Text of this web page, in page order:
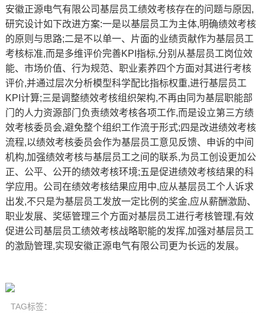
安徽正源电气有限公司基层员工绩效考核存在的问题与原因,
研究设计如下改进方案:一是以基层员工为主体,明确绩效考核
的原则与思路;二是不以单一、片面的业绩贡献作为基层员工
考核标准,而是多维评价完善KPI指标,分别从基层员工岗位效
能、市场价值、行为规范、职业素养四个方面对其进行考核
评价,并通过层次分析模型科学配比指标权重,进行基层员工
KPI计算;三是调整绩效考核组织架构,不再由同为基层职能部
门的人力资源部门负责绩效考核各项工作,而是设立第三方绩
效考核委员会,避免整个组织工作流于形式;四是改进绩效考核
流程,以绩效考核委员会作为基层员工意见反馈、申诉的中间
机构,加强绩效考核与基层员工之间的联系,为员工创设更加公
正、公平、公开的绩效考核环境;五是促进绩效考核结果的科
学应用。公司在绩效考核结果应用中,应从基层员工个人诉求
出发,不只是为基层员工发放一定比例的奖金,应从薪酬激励、
职业发展、奖惩管理三个方面对基层员工进行考核管理,有效
促进公司基层员工绩效考核战略职能的发挥,加强对基层员工
的激励管理,实现安徽正源电气有限公司更为长远的发展。
TAG标签：